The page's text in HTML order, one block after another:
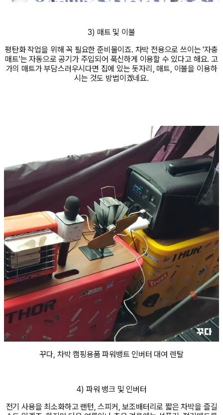
3) 매트 및 이불
평탄화 작업을 위해 꼭 필요한 준비물이죠. 차박 전용으로 쓰이는 '자충
매트'는 자동으로 공기가 주입되어 푹신하게 이용할 수 있다고 해요. 고
가의 매트가 부담스러우시다면 집에 있는 돗자리, 매트, 이불을 이용하
시는 것도 방법이겠네요.
꾸다, 차박 캠핑용품 파워뱅트 인버터 대여 렌탈
4) 파워 뱅크 및 인버터
전기 사용을 최소화하고 랜턴, 스피커, 보조배터리로 짧은 차박을 즐길